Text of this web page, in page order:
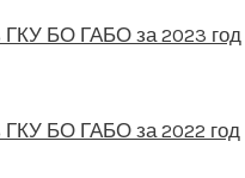
ГКУ БО ГАБО за 2023 год
ГКУ БО ГАБО за 2022 год